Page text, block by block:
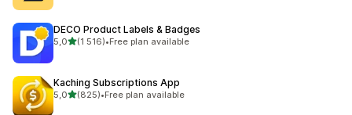
DECO Product Labels & Badges
5,0na 5 gwiazdek
(1 516)
Łączna liczba recenzji: 1516
•Free plan available
Kaching Subscriptions App
5,0na 5 gwiazdek
(825)
Łączna liczba recenzji: 825
•Free plan available